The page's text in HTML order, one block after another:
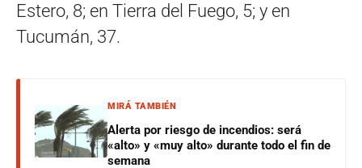
Estero, 8; en Tierra del Fuego, 5; y en
Tucumán, 37.
MIRÁ TAMBIÉN
Alerta por riesgo de incendios: será
«alto» y «muy alto» durante todo el fin de
semana